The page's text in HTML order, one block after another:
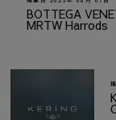
BOTTEGA
MRTW Harrods